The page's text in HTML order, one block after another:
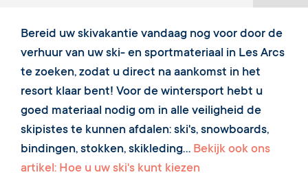
Bereid uw skivakantie vandaag nog voor door de
verhuur van uw ski- en sportmateriaal in Les Arcs
te zoeken, zodat u direct na aankomst in het
resort klaar bent! Voor de wintersport hebt u
goed materiaal nodig om in alle veiligheid de
skipistes te kunnen afdalen: ski's, snowboards,
bindingen, stokken, skikleding... Bekijk ook ons
artikel: Hoe u uw ski's kunt kiezen